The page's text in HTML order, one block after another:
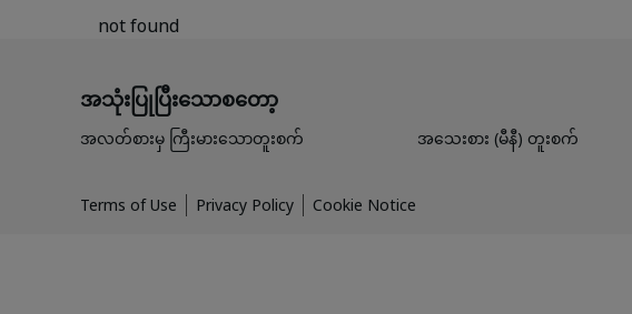
not found
အသုံးပြုပြီးသောစတော့
အလတ်စားမှ ကြီးမားသောတူးစက် အသေးစား (မီနီ) တူးစက်
Terms of Use Privacy Policy Cookie Notice